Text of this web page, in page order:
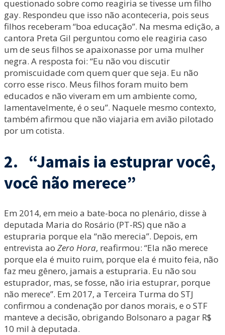
questionado sobre como reagiria se tivesse um filho
gay. Respondeu que isso não aconteceria, pois seus
filhos receberam “boa educação”. Na mesma edição, a
cantora Preta Gil perguntou como ele reagiria caso
um de seus filhos se apaixonasse por uma mulher
negra. A resposta foi: “Eu não vou discutir
promiscuidade com quem quer que seja. Eu não
corro esse risco. Meus filhos foram muito bem
educados e não viveram em um ambiente como,
lamentavelmente, é o seu”. Naquele mesmo contexto,
também afirmou que não viajaria em avião pilotado
por um cotista.
2. “Jamais ia estuprar você,
você não merece”
Em 2014, em meio a bate-boca no plenário, disse à
deputada Maria do Rosário (PT-RS) que não a
estupraria porque ela “não merecia”. Depois, em
entrevista ao Zero Hora, reafirmou: “Ela não merece
porque ela é muito ruim, porque ela é muito feia, não
faz meu gênero, jamais a estupraria. Eu não sou
estuprador, mas, se fosse, não iria estuprar, porque
não merece”. Em 2017, a Terceira Turma do STJ
confirmou a condenação por danos morais, e o STF
manteve a decisão, obrigando Bolsonaro a pagar R$
10 mil à deputada.